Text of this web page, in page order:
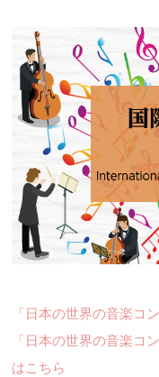
「日本の世界の音楽コ
「日本の世界の音楽コ
はこちら